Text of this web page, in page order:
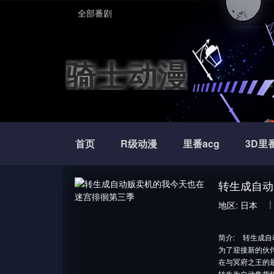
全部番剧
骑士动漫
首页 R级动漫 里番acg 3D里
转生成自
地区: 日本
简介:
转生成
为了迎接新的伙
在与冥府之王的